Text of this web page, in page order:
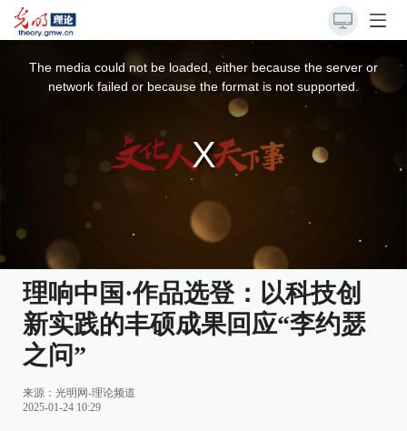
The media could not be loaded, either because the server or
network failed or because the format is not supported.
理响中国·作品选登：以科技创
新实践的丰硕成果回应“李约瑟
之问”
来源： 光明网-理论频道
2025-01-24 10:29